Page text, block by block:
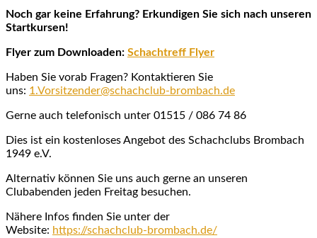
Noch gar keine Erfahrung? Erkundigen Sie sich nach unseren
Startkursen!
Flyer zum Downloaden: Schachtreff Flyer
Haben Sie vorab Fragen? Kontaktieren Sie
uns: 1.Vorsitzender@schachclub-brombach.de
Gerne auch telefonisch unter 01515 / 086 74 86
Dies ist ein kostenloses Angebot des Schachclubs Brombach
1949 e.V.
Alternativ können Sie uns auch gerne an unseren
Clubabenden jeden Freitag besuchen.
Nähere Infos finden Sie unter der
Website: https://schachclub-brombach.de/